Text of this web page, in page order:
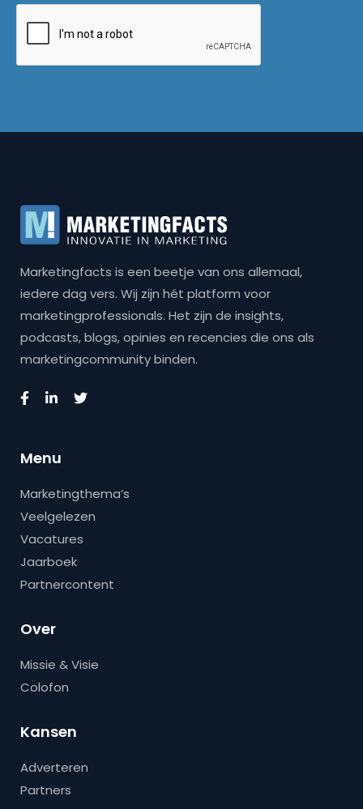
Marketingfacts is een beetje van ons allemaal,
iedere dag vers. Wij zijn hét platform voor
marketingprofessionals. Het zijn de insights,
podcasts, blogs, opinies en recencies die ons als
marketingcommunity binden.
Menu
Marketingthema’s
Veelgelezen
Vacatures
Jaarboek
Partnercontent
Over
Missie & Visie
Colofon
Kansen
Adverteren
Partners